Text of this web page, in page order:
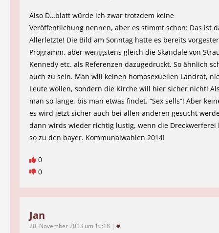
Also D…blatt würde ich zwar trotzdem keine
Veröffentlichung nennen, aber es stimmt schon: Das ist
Allerletzte! Die Bild am Sonntag hatte es bereits
Programm, aber wenigstens gleich die Skandale von
Kennedy etc. als Referenzen dazugedruckt. So ähnlich
auch zu sein. Man will keinen homosexuellen Landrat,
Leute wollen, sondern die Kirche will hier sicher nicht!
man so lange, bis man etwas findet. “Sex sells”! Aber
es wird jetzt sicher auch bei allen anderen gesucht
dann wirds wieder richtig lustig, wenn die Dreckwerferei
so zu den bayer. Kommunalwahlen 2014!
0
0
Jan
20. November 2013 um 10:18 | #